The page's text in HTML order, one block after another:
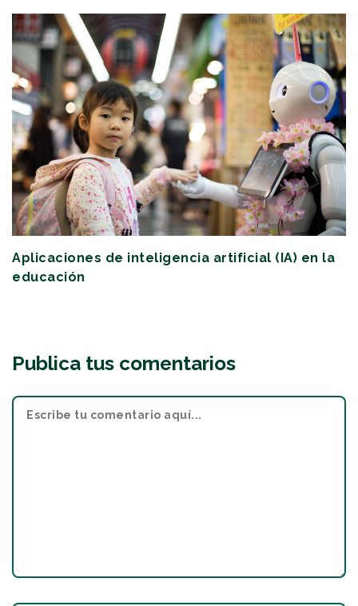
Aplicaciones de inteligencia artificial (IA) en la
educación
Publica tus comentarios